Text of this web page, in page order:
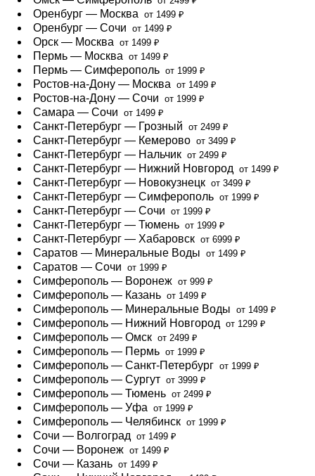
Оренбург — Москва от 1499 ₽
Оренбург — Сочи от 1499 ₽
Орск — Москва от 1499 ₽
Пермь — Москва от 1499 ₽
Пермь — Симферополь от 1999 ₽
Ростов-на-Дону — Москва от 1499 ₽
Ростов-на-Дону — Сочи от 1999 ₽
Самара — Сочи от 1499 ₽
Санкт-Петербург — Грозный от 2499 ₽
Санкт-Петербург — Кемерово от 3499 ₽
Санкт-Петербург — Нальчик от 2499 ₽
Санкт-Петербург — Нижний Новгород от 1499 ₽
Санкт-Петербург — Новокузнецк от 3499 ₽
Санкт-Петербург — Симферополь от 1999 ₽
Санкт-Петербург — Сочи от 1999 ₽
Санкт-Петербург — Тюмень от 1999 ₽
Санкт-Петербург — Хабаровск от 6999 ₽
Саратов — Минеральные Воды от 1499 ₽
Саратов — Сочи от 1999 ₽
Симферополь — Воронеж от 999 ₽
Симферополь — Казань от 1499 ₽
Симферополь — Минеральные Воды от 1499 ₽
Симферополь — Нижний Новгород от 1299 ₽
Симферополь — Омск от 2499 ₽
Симферополь — Пермь от 1999 ₽
Симферополь — Санкт-Петербург от 1999 ₽
Симферополь — Сургут от 3999 ₽
Симферополь — Тюмень от 2499 ₽
Симферополь — Уфа от 1999 ₽
Симферополь — Челябинск от 1999 ₽
Сочи — Волгоград от 1499 ₽
Сочи — Воронеж от 1499 ₽
Сочи — Казань от 1499 ₽